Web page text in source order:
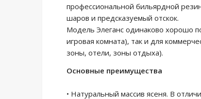
профессиональной бильярдной
шаров и предсказуемый отскок.
Модель Элеганс одинаково хорошо
игровая комната), так и для
зоны, отели, зоны отдыха).
Основные преимущества
• Натуральный массив ясеня. В